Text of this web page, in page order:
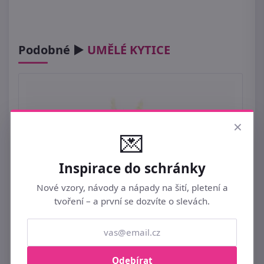
Podobné ► UMĚLÉ KYTICE
×
💌
Inspirace do schránky
Nové vzory, návody a nápady na šití, pletení a
tvoření – a první se dozvíte o slevách.
Odebírat